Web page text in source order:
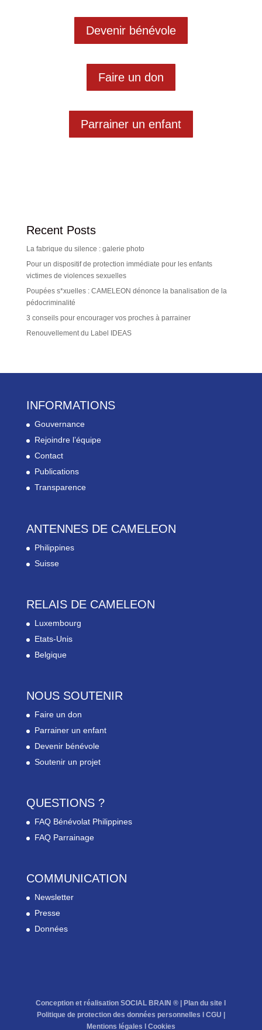
Devenir bénévole
Faire un don
Parrainer un enfant
Recent Posts
La fabrique du silence : galerie photo
Pour un dispositif de protection immédiate pour les enfants
victimes de violences sexuelles
Poupées s*xuelles : CAMELEON dénonce la banalisation de la
pédocriminalité
3 conseils pour encourager vos proches à parrainer
Renouvellement du Label IDEAS
INFORMATIONS
Gouvernance
Rejoindre l’équipe
Contact
Publications
Transparence
ANTENNES DE CAMELEON
Philippines
Suisse
RELAIS DE CAMELEON
Luxembourg
Etats-Unis
Belgique
NOUS SOUTENIR
Faire un don
Parrainer un enfant
Devenir bénévole
Soutenir un projet
QUESTIONS ?
FAQ Bénévolat Philippines
FAQ Parrainage
COMMUNICATION
Newsletter
Presse
Données
Conception et réalisation SOCIAL BRAIN ® |Plan du site l
Politique de protection des données personnelles l CGU |
Mentions légales l Cookies